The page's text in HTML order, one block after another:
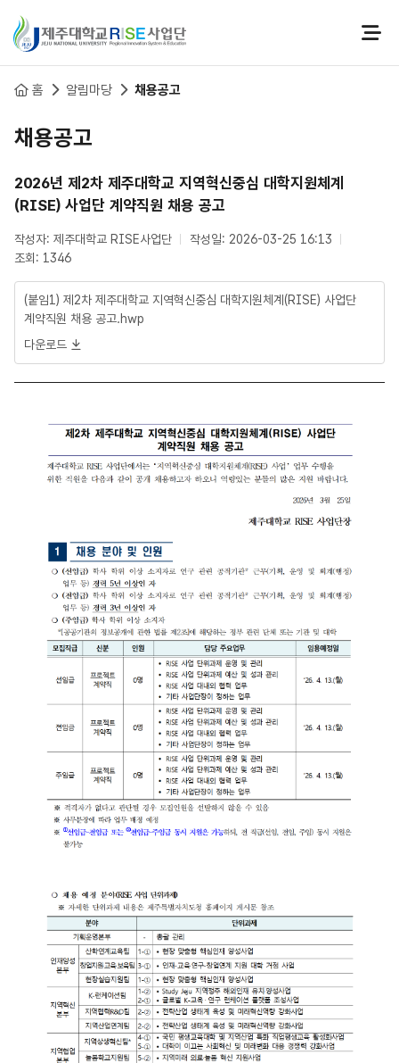
홈 알림마당 채용공고
채용공고
2026년 제2차 제주대학교 지역혁신중심 대학지원체계
(RISE) 사업단 계약직원 채용 공고
작성자: 제주대학교 RISE사업단
작성일: 2026-03-25 16:13
조회: 1346
(붙임1) 제2차 제주대학교 지역혁신중심 대학지원체계(RISE) 사업단
계약직원 채용 공고.hwp
다운로드